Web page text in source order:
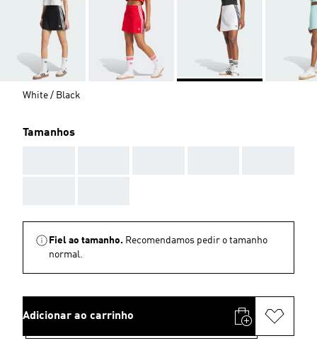
White / Black
Tamanhos
Fiel ao tamanho. Recomendamos pedir o tamanho
normal.
Adicionar ao carrinho